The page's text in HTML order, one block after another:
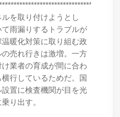
を取り付けようとし
雨漏りするトラブルが
暖化対策に取り組む政
売れ行きは激増。一方
業者の育成が間に合わ
行しているためだ。国
置に検査機関が目を光
り出す。